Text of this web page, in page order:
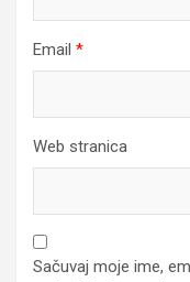
Email *
Web stranica
Sačuvaj moje ime,